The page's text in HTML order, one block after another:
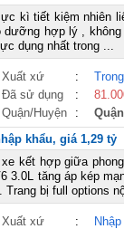
kì tiết kiệm nhiên
hợp lý , không
dụng nhất trong ...
Xuất xứ :
Đã sử dụng :
Quận/Huyện :
khẩu, giá 1,29 tỷ
xe kết hợp giữa
3.0L tăng áp kép
bị full options
Xuất xứ :